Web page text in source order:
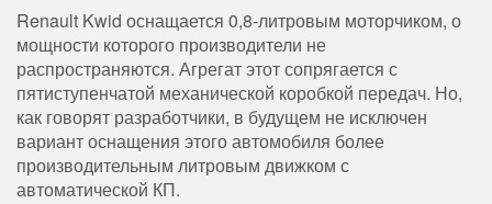
Renault Kwid оснащается 0,8-литровым моторчиком, о
мощности которого производители не
распространяются. Агрегат этот сопрягается с
пятиступенчатой механической коробкой передач. Но,
как говорят разработчики, в будущем не исключен
вариант оснащения этого автомобиля более
производительным литровым движком с
автоматической КП.